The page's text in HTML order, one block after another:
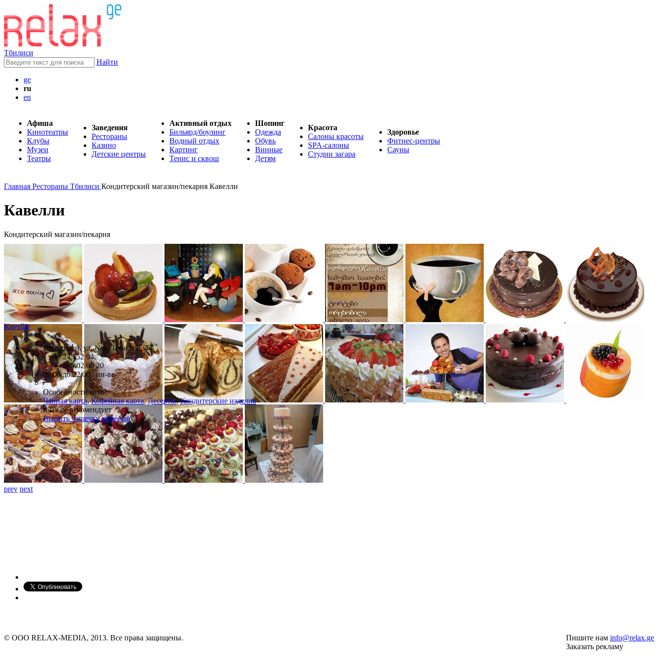
Тбилиси
Найти
ge
ru
en
Афиша
Кинотеатры
Клубы
Музеи
Театры
Заведения
Рестораны
Казино
Детские центры
Активный отдых
Бильярд/боулинг
Водный отдых
Картинг
Тенис и сквош
Шопинг
Одежда
Обувь
Винные
Детям
Красота
Салоны красоты
SPA-салоны
Студии загара
Здоровье
Фитнес-центры
Сауны
Главная Рестораны Тбилиси Кондитерский магазин/пекарня Кавелли
Кавелли
Кондитерский магазин/пекарня
prev next
Kavellie
Варкетили, ул. Near Javakheti, 44
245 52 94,
595 02 00 20
09:00 до 22:00 пн-вс
Особенности меню
Чайная карта,Кофейная карта,Десерты,Кондитерские изделия
relax.ge рекомендует
Выпить чашечку кофе/чая
© ООО RELAX-MEDIA, 2013. Все права защищены. Пишите нам info@relax.ge
Заказать рекламу